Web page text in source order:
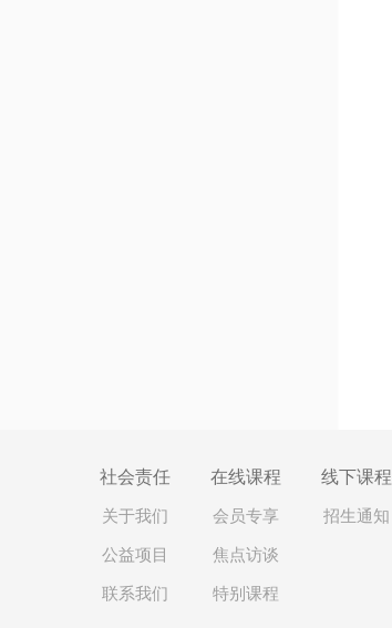
社会责任
关于我们
公益项目
联系我们
在线课程
会员专享
焦点访谈
特别课程
线下课程
招生通知